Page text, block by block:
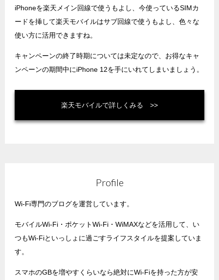
iPhoneを楽天メイン回線で使うもよし、今使っているSIMカ
ードを挿して楽天モバイルはサブ回線で使うもよし、色々な
使い方に活用できますね。
キャンペーンの終了時期については未定なので、お得なキャ
ンペーンの期間中にiPhone 12を手にいれてしまいましょう。
楽天モバイルで詳しくみる
Profile
Wi-Fi専門のブログを運営しています。
モバイルWi-Fi・ポケットWi-Fi・WiMAXなどを活用して、い
つもWi-Fiといっしょに過ごすライフスタイルを提案していま
す。
スマホのGBを増やすくらいなら絶対にWi-Fiを持った方が安